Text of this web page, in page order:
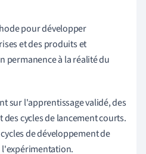
pour développer
et des produits et
permanence à la réalité du
sur l'apprentissage validé, des
cycles de lancement courts.
de développement de